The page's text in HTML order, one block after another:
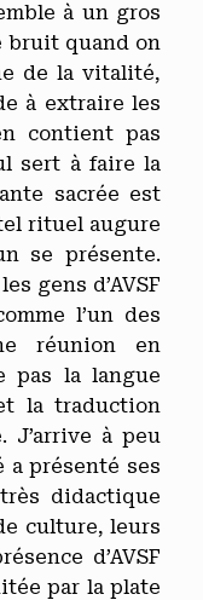
à un gros
bruit quand on
de la vitalité,
à extraire les
contient pas
sert à faire la
sacrée est
rituel augure
se présente.
gens d’AVSF
l’un des
réunion en
pas la langue
la traduction
J’arrive à peu
a présenté ses
didactique
culture, leurs
d’AVSF
par la plate